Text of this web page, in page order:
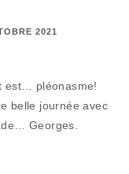
2021
est… pléonasme!
belle journée avec
Georges.